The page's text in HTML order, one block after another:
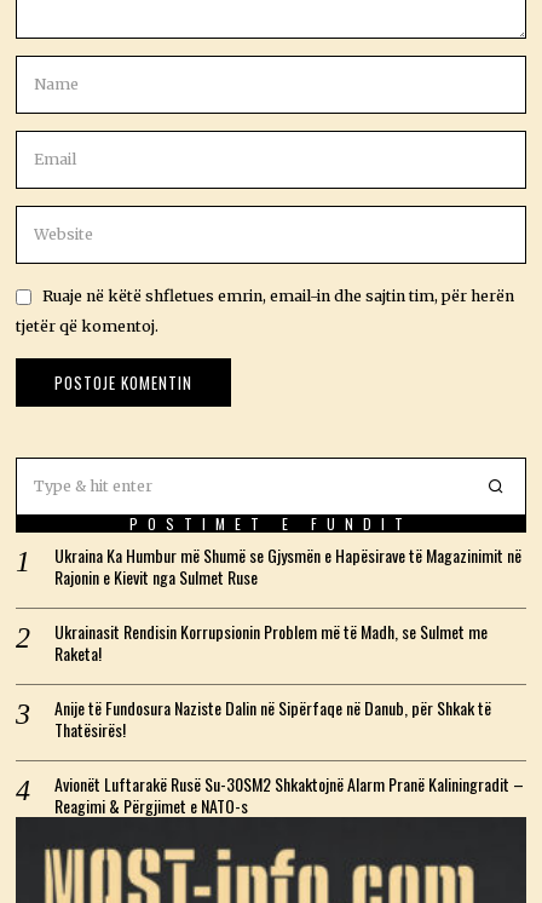
Ruaje në këtë shfletues emrin, email-in dhe sajtin tim, për herën
tjetër që komentoj.
POSTIMET E FUNDIT
Ukraina Ka Humbur më Shumë se Gjysmën e Hapësirave të Magazinimit në
Rajonin e Kievit nga Sulmet Ruse
Ukrainasit Rendisin Korrupsionin Problem më të Madh, se Sulmet me
Raketa!
Anije të Fundosura Naziste Dalin në Sipërfaqe në Danub, për Shkak të
Thatësirës!
Avionët Luftarakë Rusë Su-30SM2 Shkaktojnë Alarm Pranë Kaliningradit –
Reagimi & Përgjimet e NATO-s